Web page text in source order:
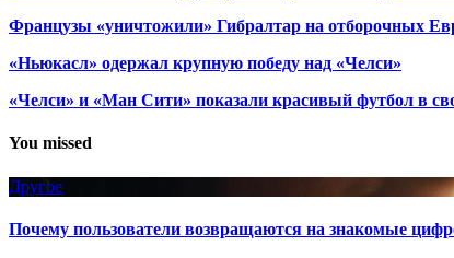
Французы «уничтожили» Гибралтар на отборочных
«Ньюкасл» одержал крупную победу над «Челси»
«Челси» и «Ман Сити» показали красивый футбол в
You missed
Другое
Почему пользователи возвращаются на знакомые